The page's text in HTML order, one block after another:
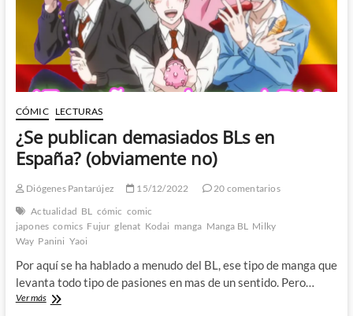
y
amor
CÓMIC LECTURAS
¿Se publican demasiados BLs en
España? (obviamente no)
Diógenes Pantarújez 15/12/2022
20 comentarios
Actualidad BL cómic comic
japones comics Fujur glenat Kodai manga Manga BL Milky
Way Panini Yaoi
Por aquí se ha hablado a menudo del BL, ese tipo de manga que
levanta todo tipo de pasiones en mas de un sentido. Pero…
Ver más¿Se